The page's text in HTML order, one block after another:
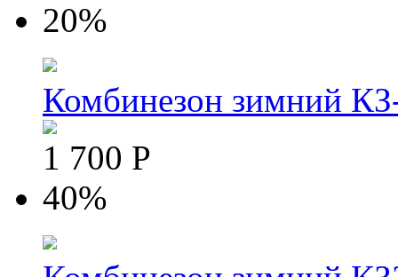
20%
Комбинезон зимний
1 700 Р
40%